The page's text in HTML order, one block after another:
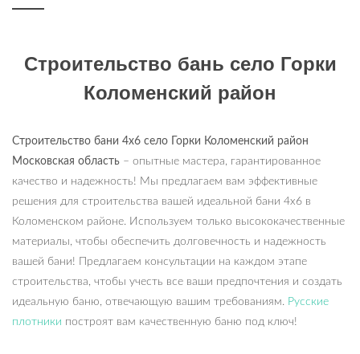
Строительство бань село Горки
Коломенский район
Строительство бани 4х6 село
Горки Коломенский район
Московская область – опытные мастера, гарантированное
качество и надежность! Мы предлагаем вам эффективные
решения для строительства вашей идеальной бани 4х6 в
Коломенском районе. Используем только высококачественные
материалы, чтобы обеспечить долговечность и надежность
вашей бани! Предлагаем консультации на каждом этапе
строительства, чтобы учесть все ваши предпочтения и создать
идеальную баню, отвечающую вашим требованиям. Русские
плотники построят вам качественную баню под ключ!